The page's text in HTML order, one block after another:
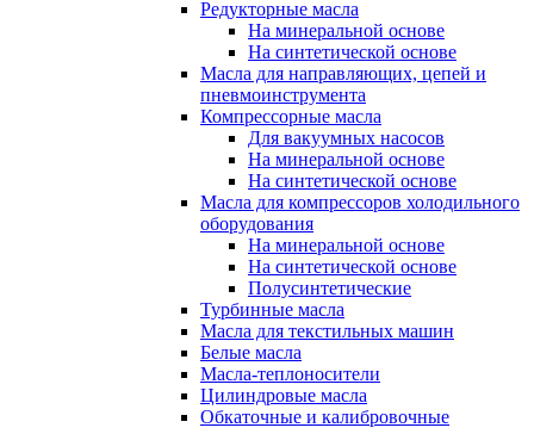
Редукторные масла
На минеральной основе
На синтетической основе
Масла для направляющих, цепей и
пневмоинструмента
Компрессорные масла
Для вакуумных насосов
На минеральной основе
На синтетической основе
Масла для компрессоров холодильного
оборудования
На минеральной основе
На синтетической основе
Полусинтетические
Турбинные масла
Масла для текстильных машин
Белые масла
Масла-теплоносители
Цилиндровые масла
Обкаточные и калибровочные